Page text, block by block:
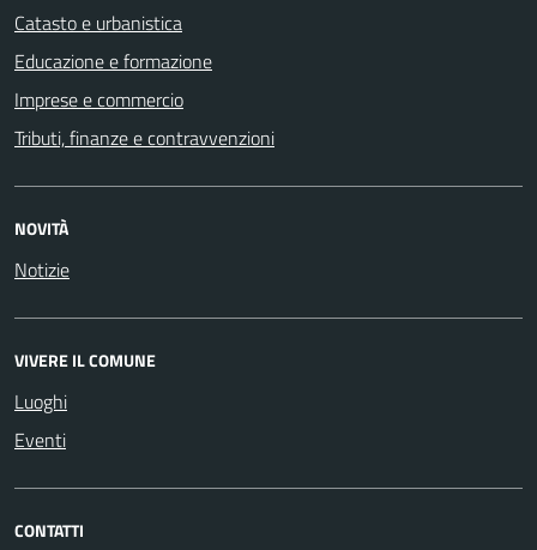
Catasto e urbanistica
Educazione e formazione
Imprese e commercio
Tributi, finanze e contravvenzioni
NOVITÀ
Notizie
VIVERE IL COMUNE
Luoghi
Eventi
CONTATTI